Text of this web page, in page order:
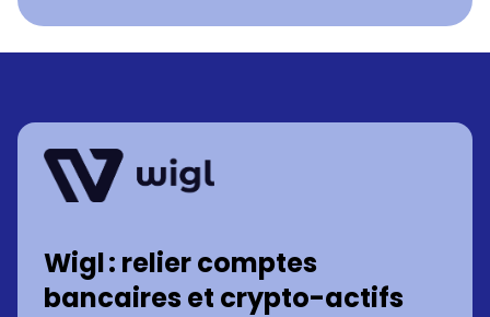
Wigl : relier comptes
bancaires et crypto-actifs